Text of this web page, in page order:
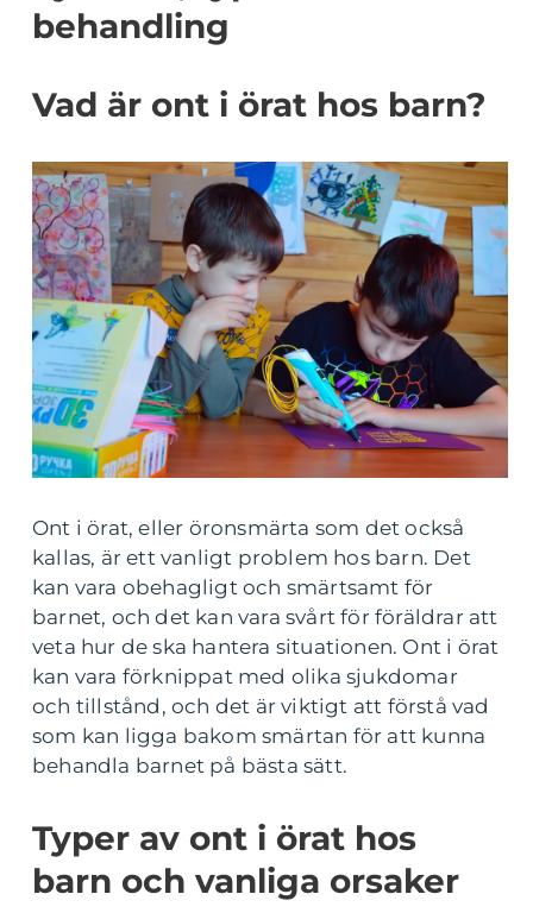
behandling
Vad är ont i örat hos barn?
Ont i örat, eller öronsmärta som det också
kallas, är ett vanligt problem hos barn. Det
kan vara obehagligt och smärtsamt för
barnet, och det kan vara svårt för föräldrar att
veta hur de ska hantera situationen. Ont i örat
kan vara förknippat med olika sjukdomar
och tillstånd, och det är viktigt att förstå vad
som kan ligga bakom smärtan för att kunna
behandla barnet på bästa sätt.
Typer av ont i örat hos
barn och vanliga orsaker